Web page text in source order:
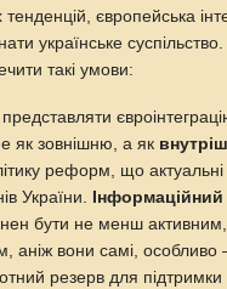
європейська
українське
такі умови:
представляти
як зовнішню, а як
реформ, що актуальні
України.
бути не менш
аніж вони самі, особливо –
резерв для підтримки